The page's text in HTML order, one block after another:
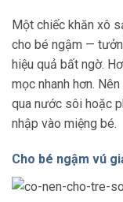
Một chiếc khăn xô
cho bé ngậm —
hiệu quả bất ngờ.
mọc nhanh hơn.
qua nước sôi hoặc
nhập vào miệng bé.
Cho bé ngậm vú